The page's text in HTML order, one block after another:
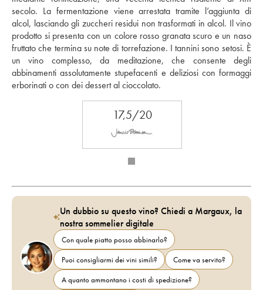
secolo. La fermentazione viene arrestata tramite l’aggiunta di
alcol, lasciando gli zuccheri residui non trasformati in alcol. Il vino
prodotto si presenta con un colore rosso granata scuro e un naso
fruttato che termina su note di torrefazione. I tannini sono setosi. È
un vino complesso, da meditazione, che consente degli
abbinamenti assolutamente stupefacenti e deliziosi con formaggi
erborinati o con dei dessert al cioccolato.
17,5/20
Un dubbio su questo vino? Chiedi a Margaux, la
nostra sommelier digitale
Con quale piatto posso abbinarlo?
Puoi consigliarmi dei vini simili?
Come va servito?
A quanto ammontano i costi di spedizione?